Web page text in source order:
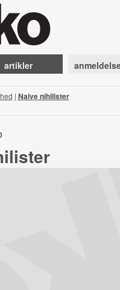
artikler
| Naive nihilister